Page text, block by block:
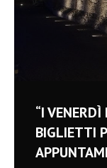
“I
BIGLIETTI